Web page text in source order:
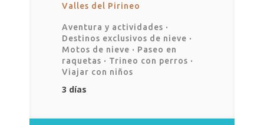
Valles del Pirineo
Aventura y actividades ·
Destinos exclusivos de nieve ·
Motos de nieve · Paseo en
raquetas · Trineo con perros ·
Viajar con niños
3 días